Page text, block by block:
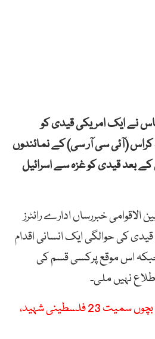
نے ایک امریکی قیدی کو
(آئی سی آر سی) کے نمائندوں
بعد قیدی کو غزہ سے اسرائیل
خبررساں ادارے رائٹرز
قیدی کی حوالگی ایک انسانی اقدام
اس موقع پرکسی قسم کی
نہیں ملی۔
غزہ میں اسرائیلی حملے، بچوں سمیت 23 فلسطینی شہید،